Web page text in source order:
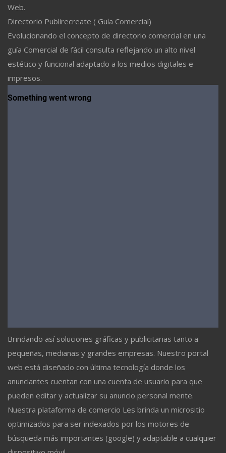
Web.
Directorio Publirecreate ( Guía Comercial)
Evolucionando el concepto de directorio comercial en una
guía Comercial de fácil consulta reflejando un alto nivel
estético y funcional adaptado a los medios digitales e
impresos.
Brindando así soluciones gráficas y publicitarias tanto a
pequeñas, medianas y grandes empresas. Nuestro portal
web está diseñado con última tecnología donde los
anunciantes cuentan con una cuenta de usuario para que
pueden editar y actualizar su anuncio personal mente.
Nuestra plataforma de comercio Les brinda un micrositio
optimizados para ser indexados por los motores de
búsqueda más importantes (google) y adaptable a cualquier